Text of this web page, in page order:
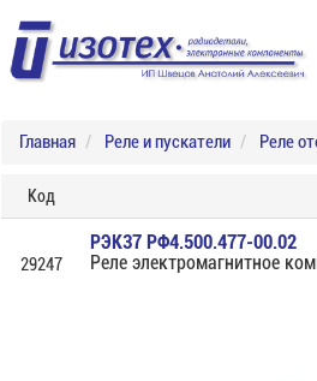
Главная Реле и пускатели Реле
Код
29247
РЭК37 РФ4.500.477-00.02
Реле электромагнитное